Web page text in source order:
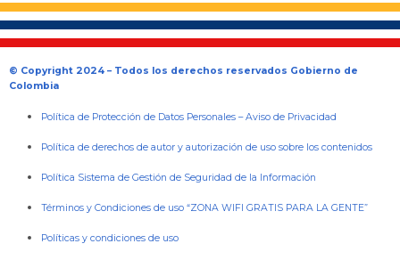
© Copyright 2024 – Todos los derechos reservados Gobierno de
Colombia
Política de Protección de Datos Personales –Aviso de Privacidad
Política de derechos de autor y autorización de uso sobre los contenidos
Política Sistema de Gestión de Seguridad de la Información
Términos y Condiciones de uso “ZONA WIFI GRATIS PARA LA GENTE”
Políticas y condiciones de uso